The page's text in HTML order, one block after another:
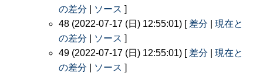
の差分
ソース ]
48 (2022-07-17 (日) 12:55:01) [ 差分
現在と
の差分
ソース ]
49 (2022-07-17 (日) 12:55:01) [ 差分
現在と
の差分
ソース ]